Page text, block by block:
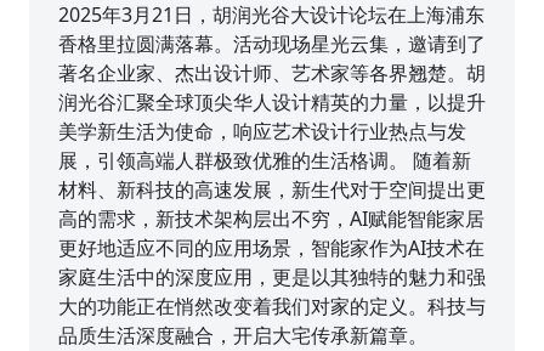
2025年3月21日，胡润光谷大设计论坛在上海浦东
香格里拉圆满落幕。活动现场星光云集，邀请到了
著名企业家、杰出设计师、艺术家等各界翘楚。胡
润光谷汇聚全球顶尖华人设计精英的力量，以提升
美学新生活为使命，响应艺术设计行业热点与发
展，引领高端人群极致优雅的生活格调。 随着新
材料、新科技的高速发展，新生代对于空间提出更
高的需求，新技术架构层出不穷，AI赋能智能家居
更好地适应不同的应用场景，智能家作为AI技术在
家庭生活中的深度应用，更是以其独特的魅力和强
大的功能正在悄然改变着我们对家的定义。科技与
品质生活深度融合，开启大宅传承新篇章。